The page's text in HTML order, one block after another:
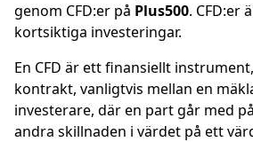
genom CFD:er på Plus500. CFD:er
kortsiktiga investeringar.
En CFD är ett finansiellt
kontrakt, vanligtvis mellan en
investerare, där en part går med
andra skillnaden i värdet på ett